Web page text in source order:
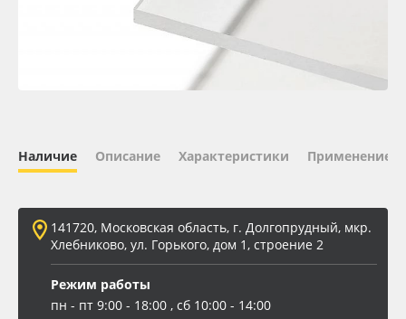
ПЭТ листовой
ПЭТ бэклит
Вспененный ПВХ
Баннер
Наличие Описание Характеристики Применение
141720, Московская область, г. Долгопрудный, мкр.
Хлебниково, ул. Горького, дом 1, строение 2
Режим работы
пн - пт 9:00 - 18:00 , сб 10:00 - 14:00